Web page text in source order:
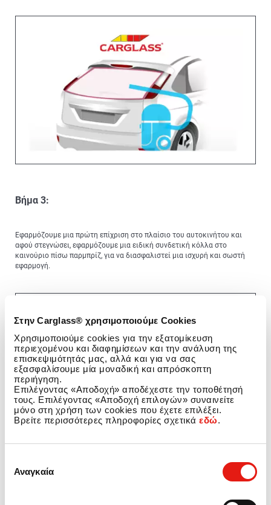
Στην Carglass® χρησιμοποιούμε Cookies
Χρησιμοποιούμε cookies για την εξατομίκευση
περιεχομένου και διαφημίσεων και την ανάλυση της
επισκεψιμότητάς μας, αλλά και για να σας
εξασφαλίσουμε μία μοναδική και απρόσκοπτη
περιήγηση.
Επιλέγοντας «Αποδοχή» αποδέχεστε την τοποθέτησή
τους. Επιλέγοντας «Αποδοχή επιλογών» συναινείτε
μόνο στη χρήση των cookies που έχετε επιλέξει.
Βρείτε περισσότερες πληροφορίες σχετικά εδώ.
συγκατάθεσης
Αναγκαία
Βήμα 3:
Εφαρμόζουμε μια πρώτη επίχριση στο πλαίσιο του αυτοκινήτου και
αφού στεγνώσει, εφαρμόζουμε μια ειδική συνδετική κόλλα στο
καινούριο πίσω παρμπρίζ, για να διασφαλιστεί μια ισχυρή και σωστή
εφαρμογή.
Βήμα 4: